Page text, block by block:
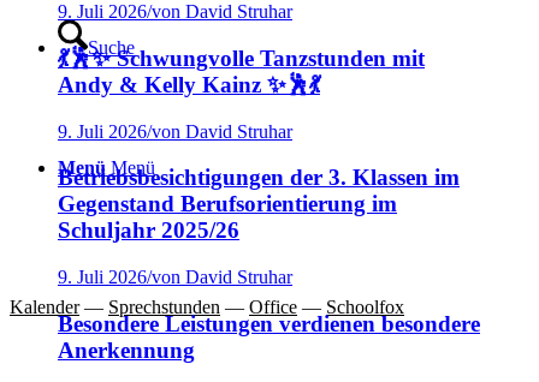
Suche
Menü Menü
Kalender— Sprechstunden — Office — Schoolfox
9. Juli 2026/von David Struhar
💃🕺✨ Schwungvolle Tanzstunden mit
Andy & Kelly Kainz ✨🕺💃
9. Juli 2026/von David Struhar
Betriebsbesichtigungen der 3. Klassen im
Gegenstand Berufsorientierung im
Schuljahr 2025/26
9. Juli 2026/von David Struhar
Besondere Leistungen verdienen besondere
Anerkennung